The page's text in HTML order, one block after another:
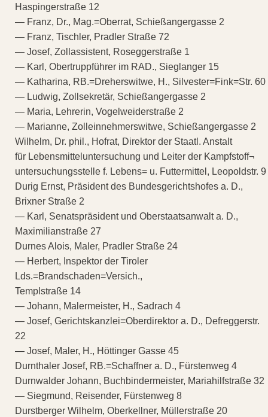
Haspingerstraße 12
— Franz, Dr., Mag.=Oberrat, Schießangergasse 2
— Franz, Tischler, Pradler Straße 72
— Josef, Zollassistent, Roseggerstraße 1
— Karl, Obertruppführer im RAD., Sieglanger 15
— Katharina, RB.=Dreherswitwe, H., Silvester=Fink=Str. 60
— Ludwig, Zollsekretär, Schießangergasse 2
— Maria, Lehrerin, Vogelweiderstraße 2
— Marianne, Zolleinnehmerswitwe, Schießangergasse 2
Wilhelm, Dr. phil., Hofrat, Direktor der Staatl. Anstalt
für Lebensmitteluntersuchung und Leiter der Kampfstoff¬
untersuchungsstelle f. Lebens= u. Futtermittel, Leopoldstr. 9
Durig Ernst, Präsident des Bundesgerichtshofes a. D.,
Brixner Straße 2
— Karl, Senatspräsident und Oberstaatsanwalt a. D.,
Maximilianstraße 27
Durnes Alois, Maler, Pradler Straße 24
— Herbert, Inspektor der Tiroler
Lds.=Brandschaden=Versich.,
Templstraße 14
— Johann, Malermeister, H., Sadrach 4
— Josef, Gerichtskanzlei=Oberdirektor a. D., Defreggerstr.
22
— Josef, Maler, H., Höttinger Gasse 45
Durnthaler Josef, RB.=Schaffner a. D., Fürstenweg 4
Durnwalder Johann, Buchbindermeister, Mariahilfstraße 32
— Siegmund, Reisender, Fürstenweg 8
Durstberger Wilhelm, Oberkellner, Müllerstraße 20